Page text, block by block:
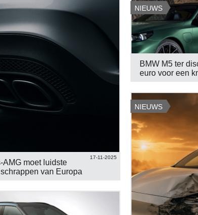
17-11-2025
AMG moet luidste
van Europa
NIEUWS
BMW M5 ter
euro voor een
NIEUWS